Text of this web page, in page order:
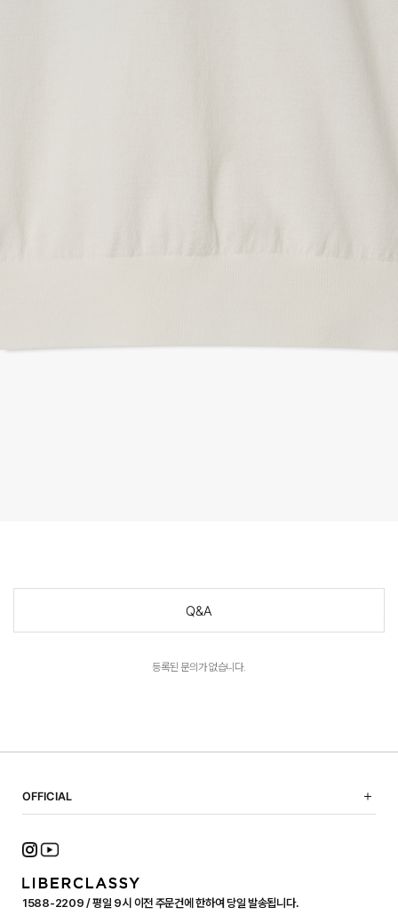
Q&A
등록된 문의가 없습니다.
OFFICIAL
SHOPPING GUIDE
TERMS OF USE
PRIVACY POLICY
1588-2209 / 평일 9시 이전 주문건에 한하여 당일 발송됩니다.